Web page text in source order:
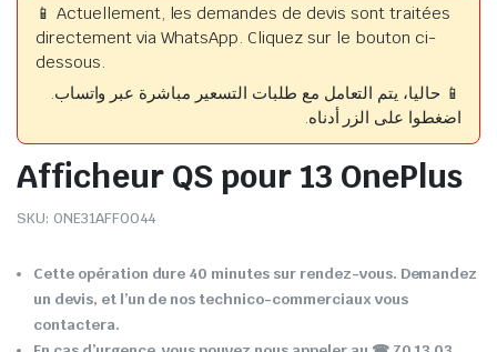
📱 Actuellement, les demandes de devis sont traitées
directement via WhatsApp. Cliquez sur le bouton ci-
dessous.
📱 حاليا، يتم التعامل مع طلبات التسعير مباشرة عبر واتساب.
اضغطوا على الزر أدناه.
Afficheur QS pour 13 OnePlus
SKU: ONE31AFF0044
Cette opération dure 40 minutes sur rendez-vous. Demandez
un devis, et l’un de nos technico-commerciaux vous
contactera.